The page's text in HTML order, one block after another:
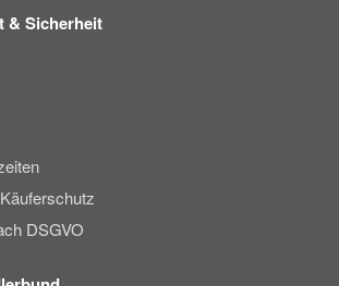
& Sicherheit
DSGVO